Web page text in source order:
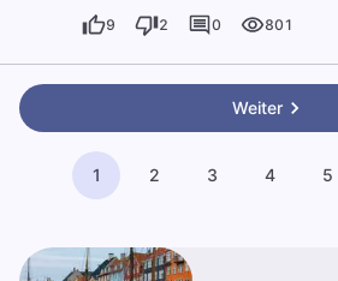
9 2 0 801
Weiter
1 2 3 4 5